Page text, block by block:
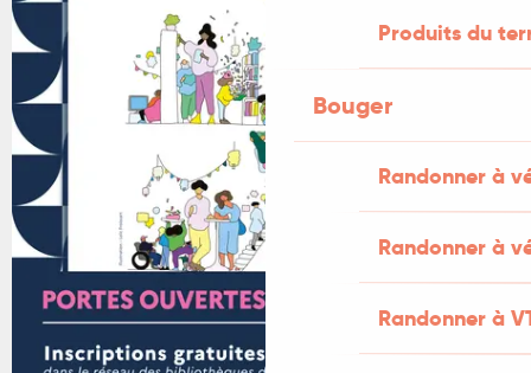
Produits du
Bouger
Randonner à
Randonner à
Randonner à